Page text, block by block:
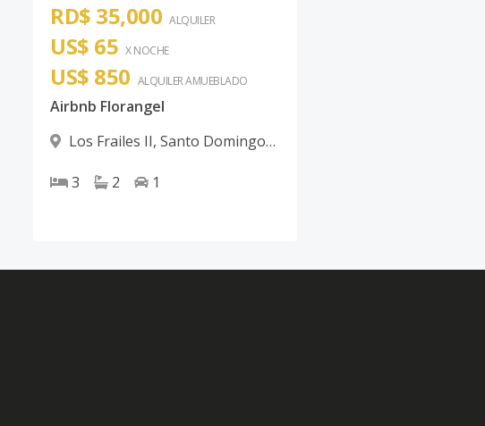
RD$ 35,000 ALQUILER
US$ 65 X NOCHE
US$ 850 ALQUILERAMUEBLADO
Airbnb Florangel
Los Frailes II, Santo Domingo
3
2 1